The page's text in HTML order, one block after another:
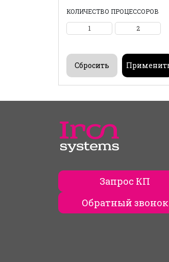
КОЛИЧЕСТВО ПРОЦЕССОРОВ
1 2
Запрос КП
Обратный звонок